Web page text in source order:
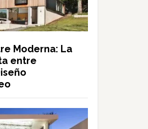
Moderna: La
entre